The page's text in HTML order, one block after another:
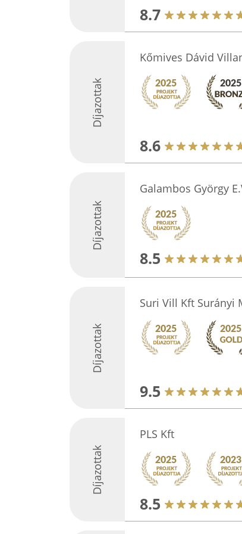
8.7
Díjazottak
Kőmives Dávid
8.6
Díjazottak
Galambos György
8.5
Díjazottak
Suri Vill Kft Surányi
9.5
Díjazottak
PLS Kft
8.5